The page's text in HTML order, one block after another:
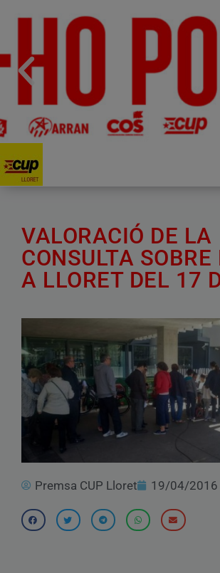
VALORACIÓ DE LA
CONSULTA
A LLORET DEL 17
Premsa CUP Lloret 19/04/2016